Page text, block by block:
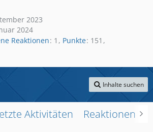
2023
2024
Reaktionen 1 Punkte 151
Inhalte suchen
Aktivitäten Reaktionen